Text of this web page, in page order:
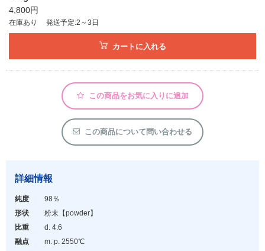
商品分類
形状詳細
化学教材・オリジナルグッズ
4,800円
在庫あり 発送予定:2～3日
カートに入れる
この商品をお気に入りに追加
この商品について問い合わせる
詳細情報
純度
98％
形状
粉末 【powder】
比重
d. 4.6
融点
m. p. 2550℃